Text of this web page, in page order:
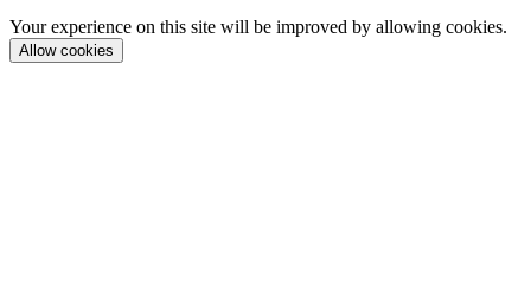
Your experience on this site will be improved by allowing cookies.
Allow cookies